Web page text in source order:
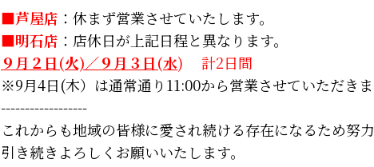
■芦屋店 ：休まず営業させていたします。
■明石店 ：店休日が上記日程と異なります。
９月２日(火)／９月３日(水) 計2日間
※9月4日(木）は通常通り11:00から営業させていただきま
------------------
これからも地域の皆様に愛され続ける存在になるため努力
引き続きよろしくお願いいたします。